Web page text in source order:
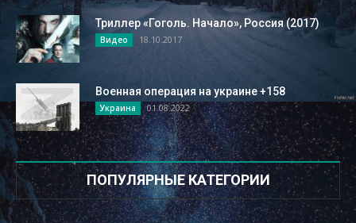
Триллер «Гоголь. Начало», Россия (2017)
Видео 18.10.2017
Военная операция на украине +158
Украина 01.08.2022
ПОПУЛЯРНЫЕ КАТЕГОРИИ